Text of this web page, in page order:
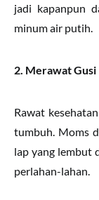
jadi kapanpun
minum air putih.
2. Merawat Gusi
Rawat
tumbuh. Moms
lap yang lembut
perlahan-lahan.